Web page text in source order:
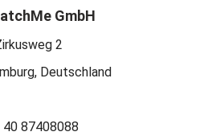
GmbH
2
Deutschland
40 87408088